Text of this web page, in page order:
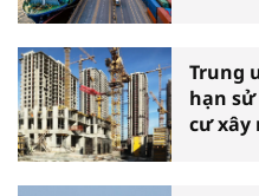
Trung
hạn
cư xây